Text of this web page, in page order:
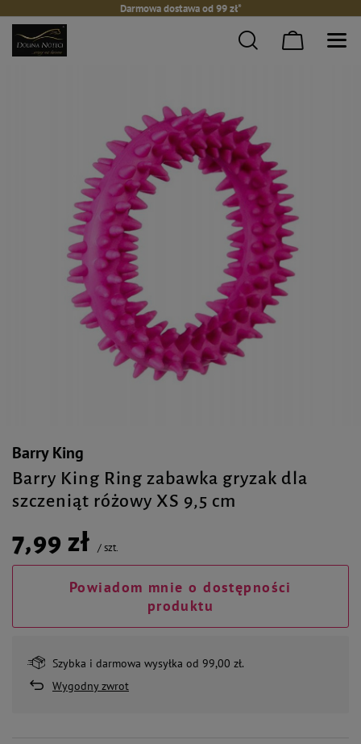
Darmowa dostawa od 99 zł*
Barry King
Barry King Ring zabawka gryzak dla
szczeniąt różowy XS 9,5 cm
7,99 zł /szt.
Powiadom mnie o dostępności
produktu
Szybka i darmowa wysyłka od 99,00 zł.
Wygodny zwrot